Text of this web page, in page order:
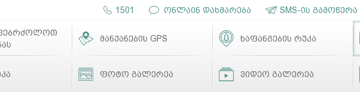
SMS-ის გამოწერა
ონლაინ დახმარება
1501
მანქანების GPS ხაფანგების რუკა
ფოტო გალერეა ვიდეო გალერეა